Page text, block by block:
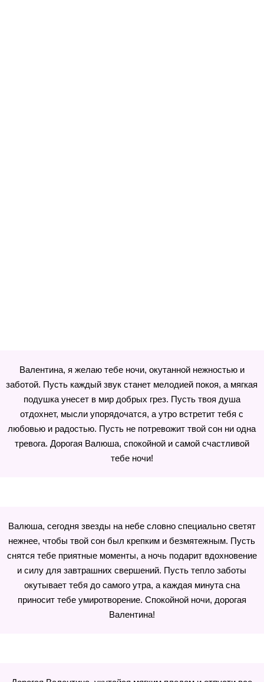
Валентина, я желаю тебе ночи, окутанной нежностью и
заботой. Пусть каждый звук станет мелодией покоя, а мягкая
подушка унесет в мир добрых грез. Пусть твоя душа
отдохнет, мысли упорядочатся, а утро встретит тебя с
любовью и радостью. Пусть не потревожит твой сон ни одна
тревога. Дорогая Валюша, спокойной и самой счастливой
тебе ночи!
Валюша, сегодня звезды на небе словно специально светят
нежнее, чтобы твой сон был крепким и безмятежным. Пусть
снятся тебе приятные моменты, а ночь подарит вдохновение
и силу для завтрашних свершений. Пусть тепло заботы
окутывает тебя до самого утра, а каждая минута сна
приносит тебе умиротворение. Спокойной ночи, дорогая
Валентина!